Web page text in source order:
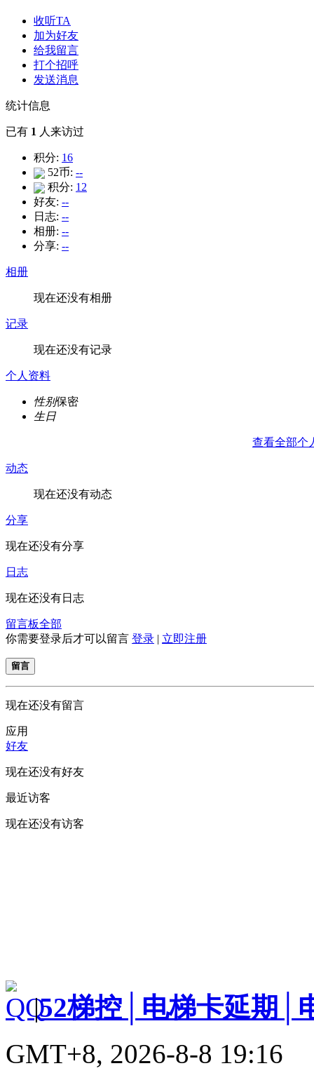
收听TA
加为好友
给我留言
打个招呼
发送消息
统计信息
已有 1 人来访过
积分: 16
52币: --
积分: 12
好友: --
日志: --
相册: --
分享: --
相册
现在还没有相册
记录
现在还没有记录
个人资料
性别保密
生日
查看全部个
动态
现在还没有动态
分享
现在还没有分享
日志
现在还没有日志
留言板全部
你需要登录后才可以留言 登录 | 立即注册
留言
现在还没有留言
应用
好友
现在还没有好友
最近访客
现在还没有访客
|52梯控│电梯卡延期│
GMT+8, 2026-8-8 19:16